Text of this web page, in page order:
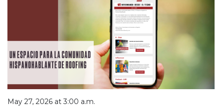
May 27, 2026 at 3:00 a.m.